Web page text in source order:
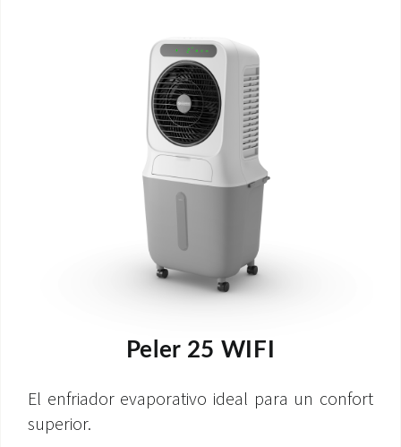
Peler 25 WIFI
El enfriador evaporativo ideal para un confort
superior.